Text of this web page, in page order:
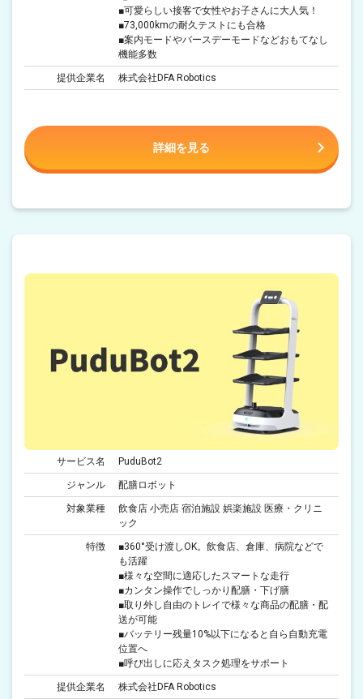
■可愛らしい接客で女性やお子さんに大人気！
■73,000kmの耐久テストにも合格
■案内モードやバースデーモードなどおもてなし
機能多数
提供企業名 株式会社DFA Robotics
詳細を見る
サービス名 PuduBot2
ジャンル 配膳ロボット
対象業種
飲食店 小売店 宿泊施設 娯楽施設 医療・クリニ
ック
特徴
■360°受け渡しOK。飲食店、倉庫、病院などで
も活躍
■様々な空間に適応したスマートな走行
■カンタン操作でしっかり配膳・下げ膳
■取り外し自由のトレイで様々な商品の配膳・配
送が可能
■バッテリー残量10%以下になると自ら自動充電
位置へ
■呼び出しに応えタスク処理をサポート
提供企業名 株式会社DFA Robotics